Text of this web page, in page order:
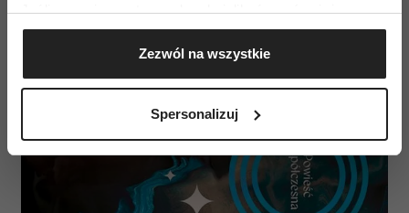
Jeśli wyrazisz na to zgodę, chcielibyśmy również:
Gromadzić dane dotyczące Twojej lokalizacji
geograficznej z dokładnością nawet do kilku metrów
Identyfikować Twoje urządzenie, aktywnie
(fingerprinting, czyli wirtualny odcisk palca)
dane są przetwarzane oraz ustaw własne preferencje w
sekcji szczegółów
. W Deklaracji plików cookie możesz
Zezwól na wszystkie
Spersonalizuj